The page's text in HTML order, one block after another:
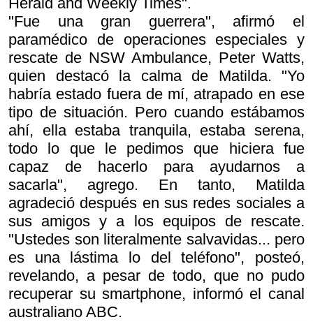
"Fue una gran guerrera", afirmó el
paramédico de operaciones especiales y
rescate de NSW Ambulance, Peter Watts,
quien destacó la calma de Matilda. "Yo
habría estado fuera de mí, atrapado en ese
tipo de situación. Pero cuando estábamos
ahí, ella estaba tranquila, estaba serena,
todo lo que le pedimos que hiciera fue
capaz de hacerlo para ayudarnos a
sacarla", agrego. En tanto, Matilda
agradeció después en sus redes sociales a
sus amigos y a los equipos de rescate.
"Ustedes son literalmente salvavidas... pero
es una lástima lo del teléfono", posteó,
revelando, a pesar de todo, que no pudo
recuperar su smartphone, informó el canal
australiano ABC.